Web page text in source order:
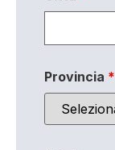
Provincia *